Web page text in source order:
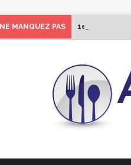
NE MANQUEZ PAS 1er Édition